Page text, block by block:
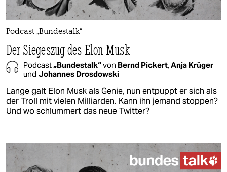
Podcast „Bundestalk“
Der Siegeszug des Elon Musk
Podcast„Bundestalk“von Bernd Pickert,Anja Krüger
und Johannes Drosdowski
Lange galt Elon Musk als Genie, nun entpuppt er sich als
der Troll mit vielen Milliarden. Kann ihn jemand stoppen?
Und wo schlummert das neue Twitter?